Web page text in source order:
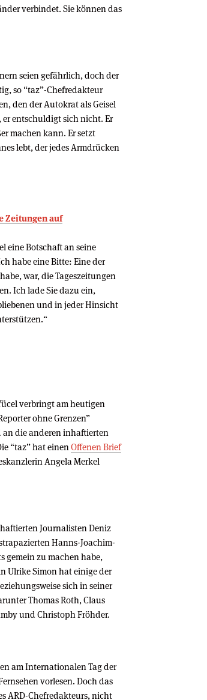
verbindet. Sie können das
seien gefährlich, doch der
so “taz”-Chefredakteur
den der Autokrat als Geisel
entschuldigt sich nicht. Er
machen kann. Er setzt
lebt, der jedes Armdrücken
Zeitungen auf
eine Botschaft an seine
habe eine Bitte: Eine der
war, die Tageszeitungen
Ich lade Sie dazu ein,
und in jeder Hinsicht
verbringt am heutigen
ohne Grenzen”
die anderen inhaftierten
“taz” hat einenOffenen Brief
Angela Merkel
Journalisten Deniz
Hanns-Joachim-
gemein zu machen habe,
Ulrike Simon hat einige der
sich in seiner
Thomas Roth, Claus
und Christoph Fröhder.
am Internationalen Tag der
vorlesen. Doch das
ARD-Chefredakteurs, nicht